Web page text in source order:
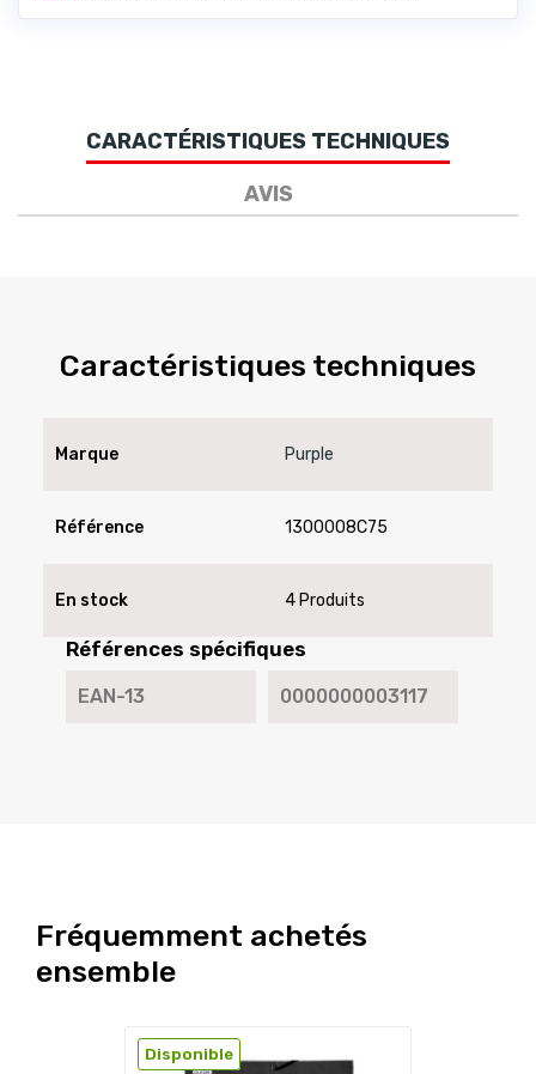
CARACTÉRISTIQUES TECHNIQUES
AVIS
Caractéristiques techniques
Marque Purple
Référence 1300008C75
En stock 4 Produits
Références spécifiques
EAN-13 0000000003117
Fréquemment achetés
ensemble
Disponible